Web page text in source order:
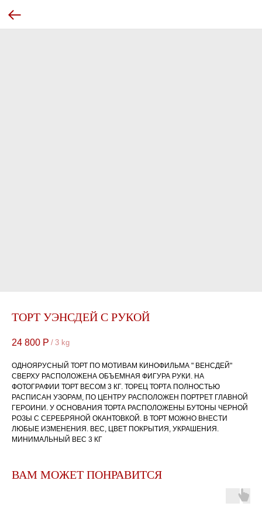
ТОРТ УЭНСДЕЙ С РУКОЙ
24 800 Р / 3 kg
ОДНОЯРУСНЫЙ ТОРТ ПО МОТИВАМ КИНОФИЛЬМА " ВЕНСДЕЙ"
СВЕРХУ РАСПОЛОЖЕНА ОБЪЕМНАЯ ФИГУРА РУКИ. НА
ФОТОГРАФИИ ТОРТ ВЕСОМ 3 КГ. ТОРЕЦ ТОРТА ПОЛНОСТЬЮ
РАСПИСАН УЗОРАМ, ПО ЦЕНТРУ РАСПОЛОЖЕН ПОРТРЕТ ГЛАВНОЙ
ГЕРОИНИ. У ОСНОВАНИЯ ТОРТА РАСПОЛОЖЕНЫ БУТОНЫ ЧЕРНОЙ
РОЗЫ С СЕРЕБРЯНОЙ ОКАНТОВКОЙ. В ТОРТ МОЖНО ВНЕСТИ
ЛЮБЫЕ ИЗМЕНЕНИЯ. ВЕС, ЦВЕТ ПОКРЫТИЯ, УКРАШЕНИЯ.
МИНИМАЛЬНЫЙ ВЕС 3 КГ
ВАМ МОЖЕТ ПОНРАВИТСЯ